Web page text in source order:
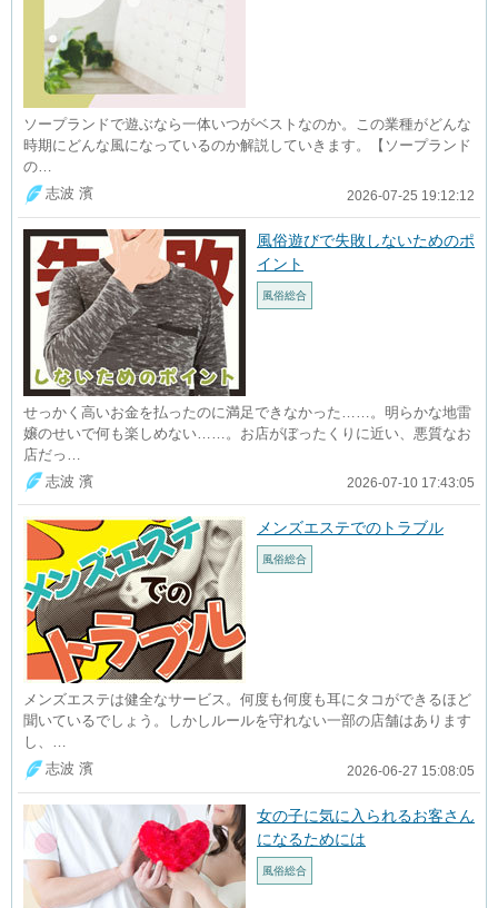
ソープランドで遊ぶなら一体いつがベストなのか。この業種がどんな
時期にどんな風になっているのか解説していきます。【ソープランド
の…
志波 濱
2026-07-25 19:12:12
風俗遊びで失敗しないためのポ
イント
風俗総合
せっかく高いお金を払ったのに満足できなかった……。明らかな地雷
嬢のせいで何も楽しめない……。お店がぼったくりに近い、悪質なお
店だっ…
志波 濱
2026-07-10 17:43:05
メンズエステでのトラブル
風俗総合
メンズエステは健全なサービス。何度も何度も耳にタコができるほど
聞いているでしょう。しかしルールを守れない一部の店舗はあります
し、…
志波 濱
2026-06-27 15:08:05
女の子に気に入られるお客さん
になるためには
風俗総合